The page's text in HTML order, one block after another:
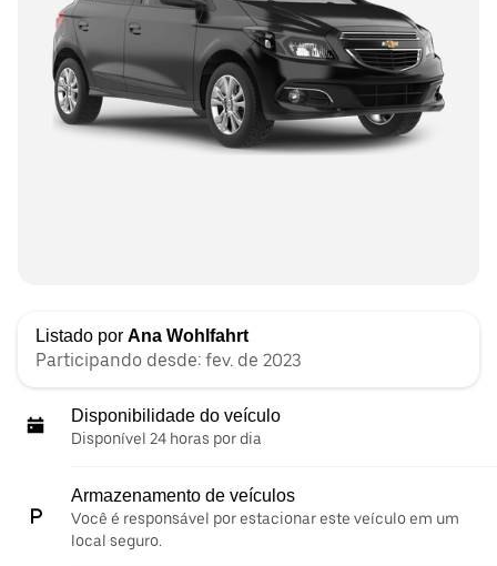
Listado por Ana Wohlfahrt
Participando desde: fev. de 2023
Disponibilidade do veículo
Disponível 24 horas por dia
Armazenamento de veículos
Você é responsável por estacionar este veículo em um
local seguro.